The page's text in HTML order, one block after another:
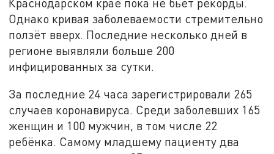
Однако кривая заболеваемости стремительно
ползёт вверх. Последние несколько дней в
регионе выявляли больше 200
инфицированных за сутки.
За последние 24 часа зарегистрировали 265
случаев коронавируса. Среди заболевших 165
женщин и 100 мужчин, в том числе 22
ребёнка. Самому младшему пациенту два